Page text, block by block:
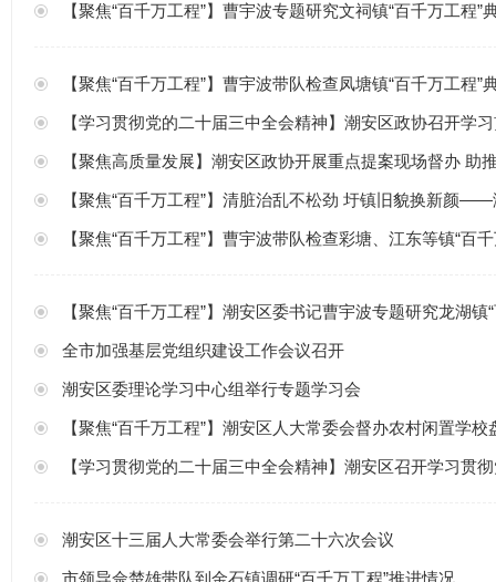
【聚焦“百千万工程”】曹宇波专题研究文祠镇“百千万工程”
【聚焦“百千万工程”】曹宇波带队检查凤塘镇“百千万工程
【学习贯彻党的二十届三中全会精神】潮安区政协召开学习贯
【聚焦高质量发展】潮安区政协开展重点提案现场督办 助
【聚焦“百千万工程”】清脏治乱不松劲 圩镇旧貌换新颜——潮安区赤
【聚焦“百千万工程”】曹宇波带队检查彩塘、江东等镇“百
【聚焦“百千万工程”】潮安区委书记曹宇波专题研究龙湖
全市加强基层党组织建设工作会议召开
潮安区委理论学习中心组举行专题学习会
【聚焦“百千万工程”】潮安区人大常委会督办农村闲置学校
【学习贯彻党的二十届三中全会精神】潮安区召开学习贯彻党
潮安区十三届人大常委会举行第二十六次会议
市领导佘楚雄带队到金石镇调研“百千万工程”推进情况